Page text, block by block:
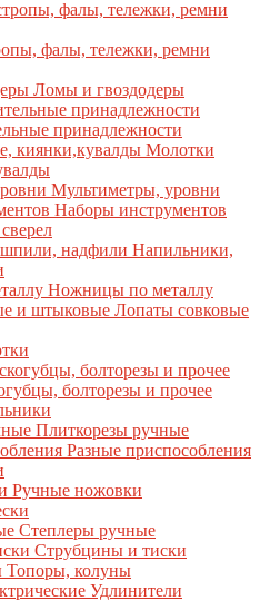
фалы, тележки, ремни
Ломы и гвоздодеры
принадлежности
Молотки
Мультиметры, уровни
Наборы инструментов
Напильники,
Ножницы по металлу
Лопаты совковые
болторезы и прочее
Плиткорезы ручные
Разные приспособления
Ручные ножовки
Степлеры ручные
Струбцины и тиски
Топоры, колуны
Удлинители